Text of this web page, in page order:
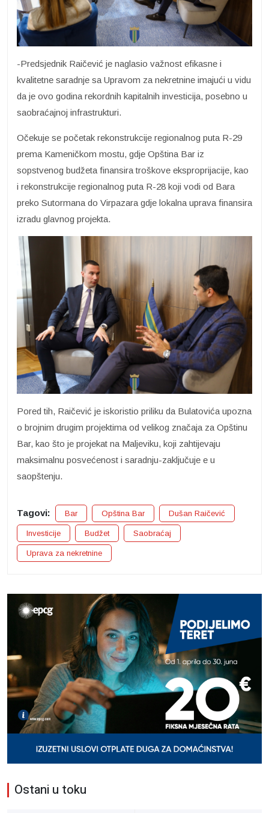
-Predsjednik Raičević je naglasio važnost efikasne i
kvalitetne saradnje sa Upravom za nekretnine imajući u vidu
da je ovo godina rekordnih kapitalnih investicija, posebno u
saobraćajnoj infrastrukturi.
Očekuje se početak rekonstrukcije regionalnog puta R-29
prema Kameničkom mostu, gdje Opština Bar iz
sopstvenog budžeta finansira troškove eksproprijacije, kao
i rekonstrukcije regionalnog puta R-28 koji vodi od Bara
preko Sutormana do Virpazara gdje lokalna uprava finansira
izradu glavnog projekta.
Pored tih, Raičević je iskoristio priliku da Bulatovića upozna
o brojnim drugim projektima od velikog značaja za Opštinu
Bar, kao što je projekat na Maljeviku, koji zahtijevaju
maksimalnu posvećenost i saradnju-zaključuje e u
saopštenju.
Tagovi: Bar Opština Bar Dušan Raičević
Investicije Budžet Saobraćaj
Uprava za nekretnine
Ostani u toku